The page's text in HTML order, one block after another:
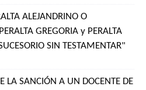
ALEJANDRINO O
GREGORIA y PERALTA
SIN TESTAMENTAR"
LA SANCIÓN A UN DOCENTE DE